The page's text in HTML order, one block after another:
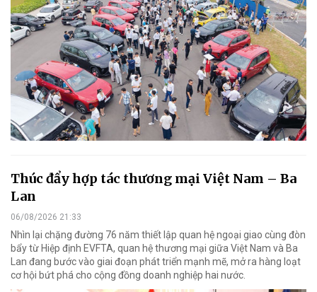
Thúc đẩy hợp tác thương mại Việt Nam – Ba
Lan
06/08/2026 21:33
Nhìn lại chặng đường 76 năm thiết lập quan hệ ngoại giao cùng đòn
bẩy từ Hiệp định EVFTA, quan hệ thương mại giữa Việt Nam và Ba
Lan đang bước vào giai đoạn phát triển mạnh mẽ, mở ra hàng loạt
cơ hội bứt phá cho cộng đồng doanh nghiệp hai nước.